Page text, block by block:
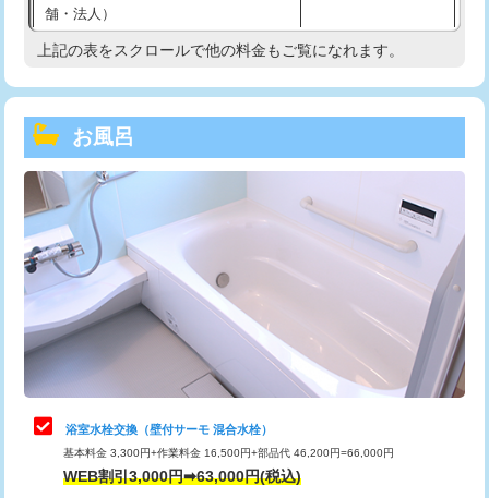
舗・法人）
高度高圧洗浄換 現地調査
トーラー機使用/3mまで
追加トーラー機使用/3m超え
カメラ調査 33,000円
桝清掃 8,800円
止水・漏水調査・防水処理・清掃・修
理・調整・分解・加工など（軽作業）
止水・漏水調査・防水処理・清掃・修
理・調整・分解・加工など（中作業）
22,000円
止水・漏水調査・防水処理・清掃・修
理・調整・分解・加工など（重作業）
33,000円
上記の表をスクロールで他の料金もご覧になれます。
お風呂
浴室水栓交換（壁付サーモ 混合水栓）
基本料金 3,300円+作業料金 16,500円+部品代 46,200円=66,000円
WEB割引3,000円➡63,000円(税込)